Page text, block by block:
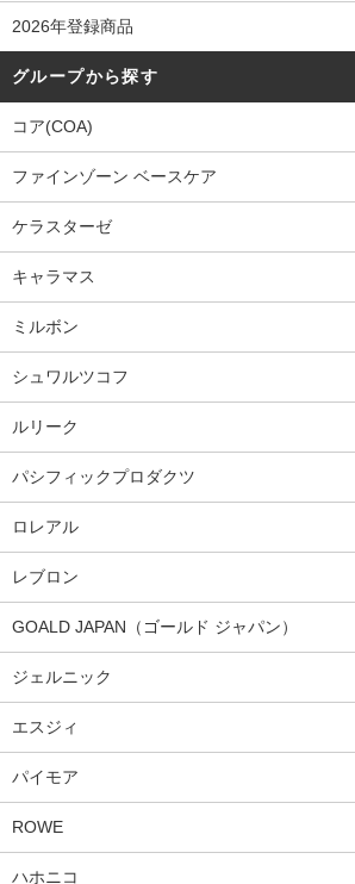
2026年登録商品
グループから探す
コア(COA)
ファインゾーン ベースケア
ケラスターゼ
キャラマス
ミルボン
シュワルツコフ
ルリーク
パシフィックプロダクツ
ロレアル
レブロン
GOALD JAPAN（ゴールド ジャパン）
ジェルニック
エスジィ
パイモア
ROWE
ハホニコ